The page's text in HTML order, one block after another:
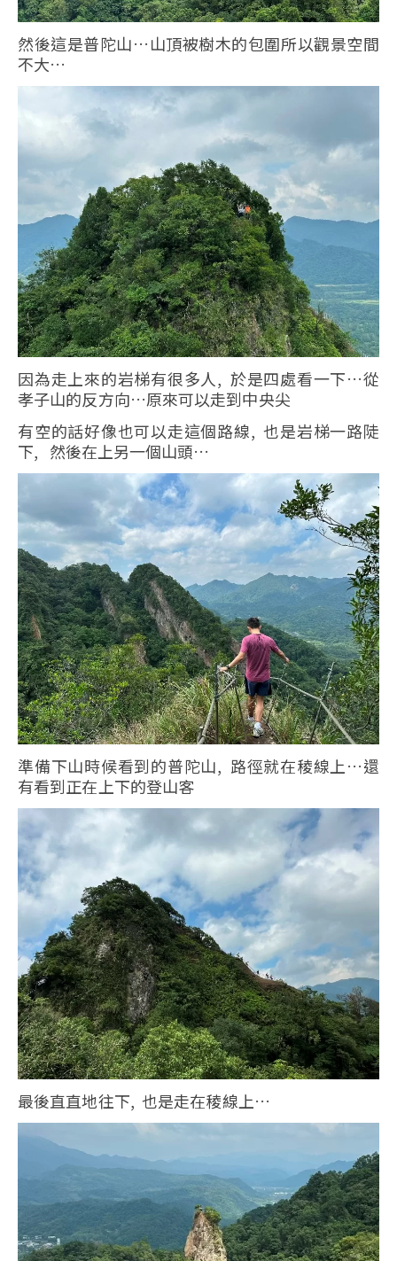
然後這是普陀山…山頂被樹木的包圍所以觀景空間
不大…
因為走上來的岩梯有很多人, 於是四處看一下…從
孝子山的反方向…原來可以走到中央尖
有空的話好像也可以走這個路線, 也是岩梯一路陡
下, 然後在上另一個山頭…
準備下山時候看到的普陀山, 路徑就在稜線上…還
有看到正在上下的登山客
最後直直地往下, 也是走在稜線上…